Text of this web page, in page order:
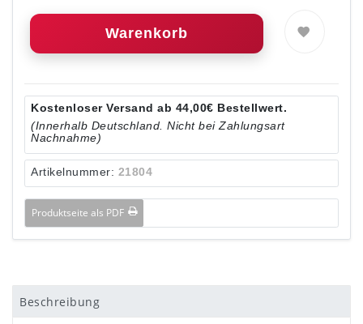
Warenkorb
Kostenloser Versand ab 44,00€ Bestellwert.
(Innerhalb Deutschland. Nicht bei Zahlungsart
Nachnahme)
Artikelnummer: 21804
Produktseite als PDF
Beschreibung